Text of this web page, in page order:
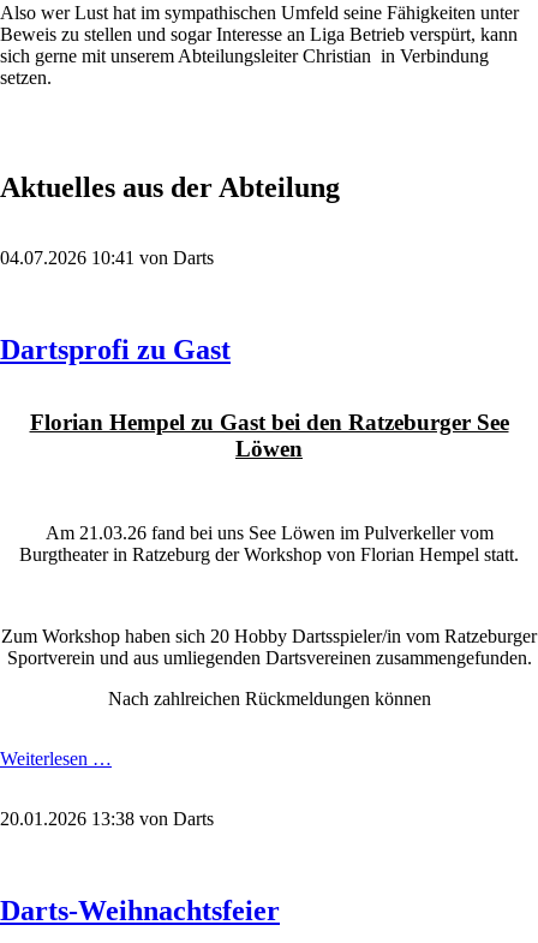
Also wer Lust hat im sympathischen Umfeld seine Fähigkeiten unter
Beweis zu stellen und sogar Interesse an Liga Betrieb verspürt, kann
sich gerne mit unserem Abteilungsleiter Christian in Verbindung
setzen.
Aktuelles aus der Abteilung
04.07.2026 10:41 von Darts
Dartsprofi zu Gast
Florian Hempel zu Gast bei den Ratzeburger See
Löwen
Am 21.03.26 fand bei uns See Löwen im Pulverkeller vom
Burgtheater in Ratzeburg der Workshop von Florian Hempel statt.
Zum Workshop haben sich 20 Hobby Dartsspieler/in vom Ratzeburger
Sportverein und aus umliegenden Dartsvereinen zusammengefunden.
Nach zahlreichen Rückmeldungen können
Weiterlesen …
20.01.2026 13:38 von Darts
Darts-Weihnachtsfeier